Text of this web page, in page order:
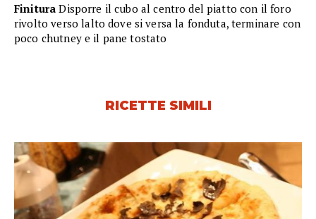
Finitura Disporre il cubo al centro del piatto con il foro
rivolto verso lalto dove si versa la fonduta, terminare con
poco chutney e il pane tostato
RICETTE SIMILI